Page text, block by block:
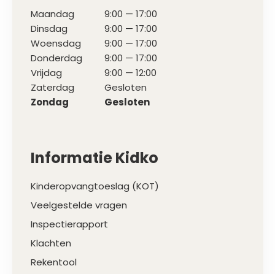
Maandag
9:00 — 17:00
Dinsdag
9:00 — 17:00
Woensdag
9:00 — 17:00
Donderdag
9:00 — 17:00
Vrijdag
9:00 — 12:00
Zaterdag
Gesloten
Zondag
Gesloten
Informatie Kidko
Kinderopvangtoeslag (KOT)
Veelgestelde vragen
Inspectierapport
Klachten
Rekentool